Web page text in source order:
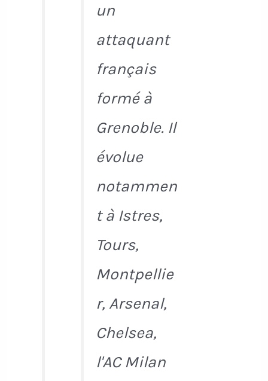
un
attaquant
français
formé à
Grenoble. Il
évolue
notammen
t à Istres,
Tours,
Montpellie
r, Arsenal,
Chelsea,
l'AC Milan